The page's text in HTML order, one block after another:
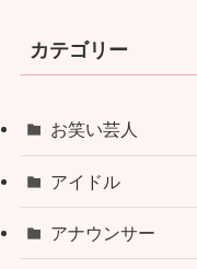
カテゴリー
お笑い芸人
アイドル
アナウンサー